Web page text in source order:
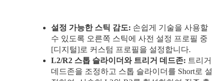
설정 가능한 스틱 감도: 손쉽게 기술을 사용할
수 있도록 오른쪽 스틱에 사전 설정 프로필 중
[디지털]로 커스텀 프로필을 설정합니다.
L2/R2 스톱 슬라이더와 트리거 데드존: 트리거
데드존을 조정하고 스톱 슬라이더를 Short로 설